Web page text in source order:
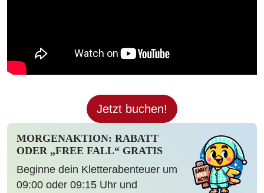
Jetzt buchen!
MORGENAKTION: RABATT
ODER „FREE FALL“ GRATIS
Beginne dein Kletterabenteuer um
09:00 oder 09:15 Uhr und